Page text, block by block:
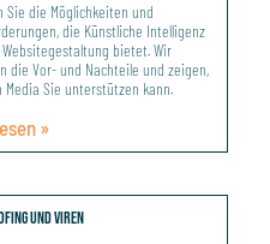
Sie die Möglichkeiten und
die Künstliche Intelligenz
bietet. Wir
die Vor- und Nachteile und zeigen,
Media Sie unterstützen kann.
»
Und Viren